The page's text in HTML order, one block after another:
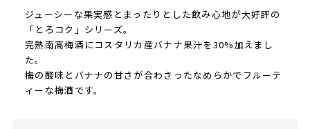
ジューシーな果実感とまったりとした飲み心地が大好評の
「とろコク」シリーズ。
完熟南高梅酒にコスタリカ産バナナ果汁を30%加えまし
た。
梅の酸味とバナナの甘さが合わさったなめらかでフルーテ
ィーな梅酒です。